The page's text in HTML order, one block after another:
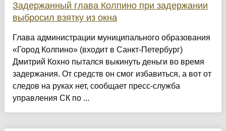
Задержанный глава Колпино при задержании
выбросил взятку из окна
Глава администрации муниципального образования
«Город Колпино» (входит в Санкт-Петербург)
Дмитрий Кохно пытался выкинуть деньги во время
задержания. От средств он смог избавиться, а вот от
следов на руках нет, сообщает пресс-служба
управления СК по ...